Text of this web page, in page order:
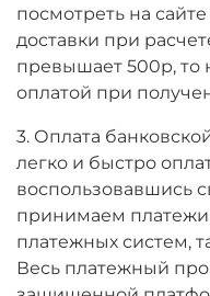
посмотреть на
доставки при
превышает 500р, то
оплатой при
3. Оплата
легко и быстро
воспользовавшись
принимаем платежи
платежных систем,
Весь платежный